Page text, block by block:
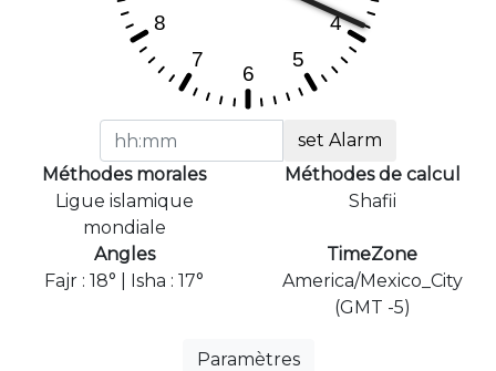
set Alarm
Méthodes morales
Ligue islamique
mondiale
Méthodes de calcul
Shafii
Angles
Fajr : 18° | Isha : 17°
TimeZone
America/Mexico_City
(GMT -5)
Paramètres